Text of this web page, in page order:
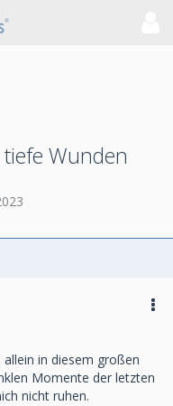
Wunden
in diesem großen
Momente der letzten
nicht ruhen.